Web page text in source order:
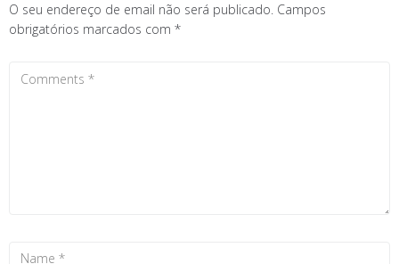
O seu endereço de email não será publicado. Campos
obrigatórios marcados com *